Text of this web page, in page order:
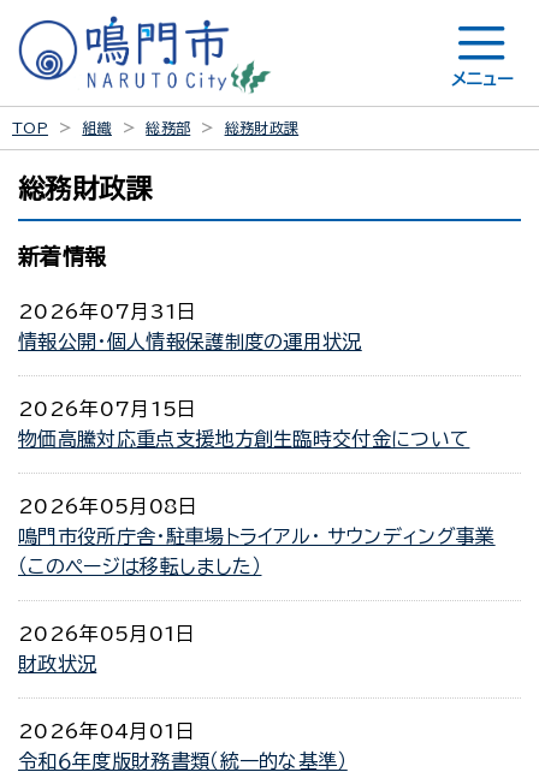
メニュー
TOP 組織 総務部 総務財政課
総務財政課
新着情報
2026年07月31日
情報公開・個人情報保護制度の運用状況
2026年07月15日
物価高騰対応重点支援地方創生臨時交付金について
2026年05月08日
鳴門市役所庁舎・駐車場トライアル・ サウンディング事業
（このページは移転しました）
2026年05月01日
財政状況
2026年04月01日
令和６年度版財務書類（統一的な基準）